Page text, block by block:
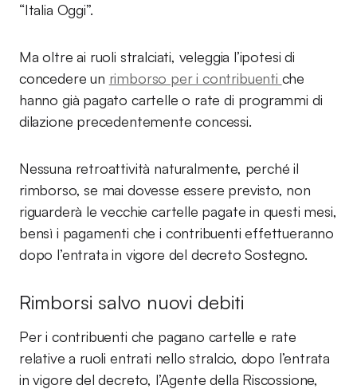
“Italia Oggi”.
Ma oltre ai ruoli stralciati, veleggia l’ipotesi di
concedere un rimborso per i contribuenti che
hanno già pagato cartelle o rate di programmi di
dilazione precedentemente concessi.
Nessuna retroattività naturalmente, perché il
rimborso, se mai dovesse essere previsto, non
riguarderà le vecchie cartelle pagate in questi mesi,
bensì i pagamenti che i contribuenti effettueranno
dopo l’entrata in vigore del decreto Sostegno.
Rimborsi salvo nuovi debiti
Per i contribuenti che pagano cartelle e rate
relative a ruoli entrati nello stralcio, dopo l’entrata
in vigore del decreto, l’Agente della Riscossione,